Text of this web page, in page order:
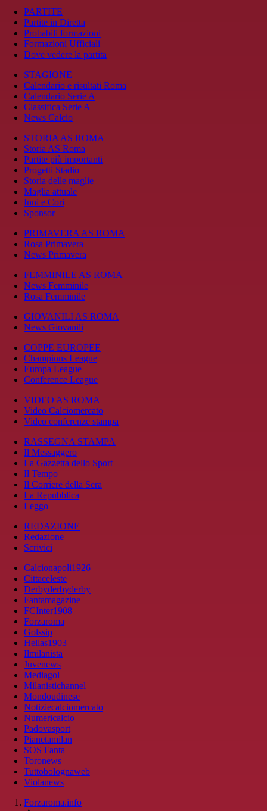
PARTITE
Partite in Diretta
Probabili formazioni
Formazioni Ufficiali
Dove vedere la partita
STAGIONE
Calendario e risultati Roma
Calendario Serie A
Classifica Serie A
News Calcio
STORIA AS ROMA
Storia AS Roma
Partite più importanti
Progetti Stadio
Storia delle maglie
Maglia attuale
Inni e Cori
Sponsor
PRIMAVERA AS ROMA
Rosa Primavera
News Primavera
FEMMINILE AS ROMA
News Femminile
Rosa Femminile
GIOVANILI AS ROMA
News Giovanili
COPPE EUROPEE
Champions League
Europa League
Conference League
VIDEO AS ROMA
Video Calciomercato
Video conferenze stampa
RASSEGNA STAMPA
Il Messaggero
La Gazzetta dello Sport
Il Tempo
Il Corriere della Sera
La Repubblica
Leggo
REDAZIONE
Redazione
Scrivici
Calcionapoli1926
Cittaceleste
Derbyderbyderby
Fantamagazine
FCInter1908
Forzaroma
Golssip
Hellas1903
Ilmilanista
Juvenews
Mediagol
Milanistichannel
Mondoudinese
Notiziecalciomercato
Numericalcio
Padovasport
Pianetamilan
SOS Fanta
Toronews
Tuttobolognaweb
Violanews
Forzaroma.info